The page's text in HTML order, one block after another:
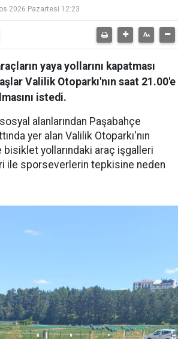
2026 Pazartesi 12:23
yaya yollarını kapatması
Valilik Otoparkı'nın saat 21.00'e
istedi.
alanlarından Paşabahçe
yer alan Valilik Otoparkı'nın
bisiklet yollarındaki araç işgalleri
ile sporseverlerin tepkisine neden